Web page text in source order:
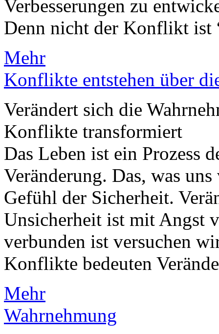
Verbesserungen zu
Denn nicht der Konflikt ist
Mehr
Konflikte entstehen über
Verändert sich die
Konflikte transformiert
Das Leben ist ein Prozess
Veränderung. Das, was
Gefühl der Sicherheit.
Unsicherheit ist mit Angst
verbunden ist versuchen
Konflikte bedeuten
Mehr
Wahrnehmung